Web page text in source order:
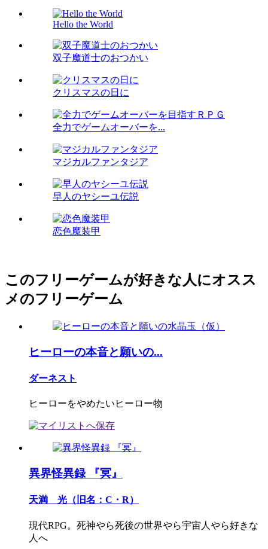
Hello the World
双子魔道士のおつかい
クリスマスの日に
全力でゲームオーバーを...
マジカルファンタジア
早人のヤシーユ伝説
恋色魔装甲
このフリーゲームが好きな人にオスス
メのフリーゲーム
ヒーローの本音と願いの...
ダーネスト
ヒーローをやめたいヒーロー物
異界怪異録 『冥』
天満 光（旧名：C・R）
現代RPG。死神やら死後の世界やら宇宙人やら好きな
人へ